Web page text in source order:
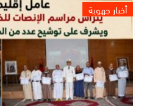
أخبار جهوية